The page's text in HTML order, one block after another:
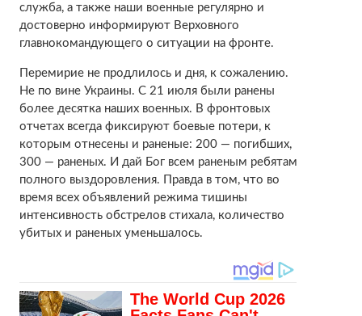
служба, а также наши военные регулярно и
достоверно информируют Верховного
главнокомандующего о ситуации на фронте.
Перемирие не продлилось и дня, к сожалению.
Не по вине Украины. С 21 июля были ранены
более десятка наших военных. В фронтовых
отчетах всегда фиксируют боевые потери, к
которым отнесены и раненые: 200 — погибших,
300 — раненых. И дай Бог всем раненым ребятам
полного выздоровления. Правда в том, что во
время всех объявлений режима тишины
интенсивность обстрелов стихала, количество
убитых и раненых уменьшалось.